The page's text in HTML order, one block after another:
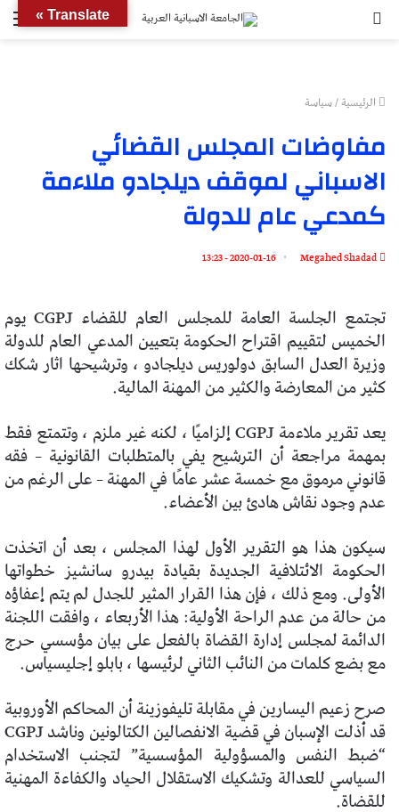
الرئيسية/سياسة
مفاوضات المجلس القضائي
الاسباني لموقف ديلجادو ملاءمة
كمدعي عام للدولة
Megahed Shadad
2020-01-16 - 13:23
تجتمع الجلسة العامة للمجلس العام للقضاء CGPJ يوم
الخميس لتقييم اقتراح الحكومة بتعيين المدعي العام للدولة
وزيرة العدل السابق دولوريس ديلجادو ، وترشيحها اثار شكك
كثير من المعارضة والكثير من المهنة المالية.
يعد تقرير ملاءمة CGPJ إلزاميًا ، لكنه غير ملزم ، وتتمتع فقط
بمهمة مراجعة أن الترشيح يفي بالمتطلبات القانونية – فقه
قانوني مرموق مع خمسة عشر عامًا في المهنة – على الرغم من
عدم وجود نقاش هادئ بين الأعضاء.
سيكون هذا هو التقرير الأول لهذا المجلس ، بعد أن اتخذت
الحكومة الائتلافية الجديدة بقيادة بيدرو سانشيز خطواتها
الأولى. ومع ذلك ، فإن هذا القرار المثير للجدل لم يتم إعفاؤه
من حالة من عدم الراحة الأولية: هذا الأربعاء ، وافقت اللجنة
الدائمة لمجلس إدارة القضاة بالفعل على بيان مؤسسي حرج
مع بضع كلمات من النائب الثاني لرئيسها ، بابلو إجليسياس.
صرح زعيم اليسارين في مقابلة تليفوزينة أن المحاكم الأوروبية
قد أذلت الإسبان في قضية الانفصالين الكتالونين وناشد CGPJ
“ضبط النفس والمسؤولية المؤسسية” لتجنب الاستخدام
السياسي للعدالة وتشكيك الاستقلال الحياد والكفاءة المهنية
للقضاة.
Translate »